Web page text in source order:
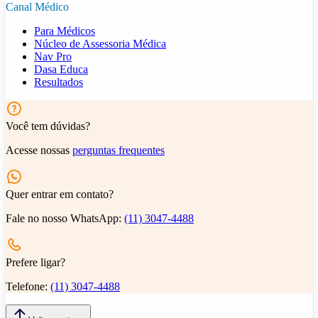
Canal Médico
Para Médicos
Núcleo de Assessoria Médica
Nav Pro
Dasa Educa
Resultados
Você tem dúvidas?
Acesse nossas perguntas frequentes
Quer entrar em contato?
Fale no nosso WhatsApp: (11) 3047-4488
Prefere ligar?
Telefone: (11) 3047-4488